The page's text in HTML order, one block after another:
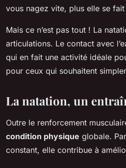
vous nagez vite, plus elle se
Mais ce n’est pas tout ! La
articulations. Le contact avec
qui en fait une activité idéale
pour ceux qui souhaitent
La natation, un
Outre le renforcement
condition physique globale.
constant, elle contribue à